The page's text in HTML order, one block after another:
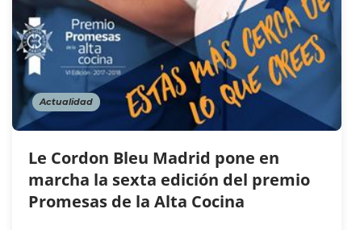
Actualidad
Le Cordon Bleu Madrid pone en
marcha la sexta edición del premio
Promesas de la Alta Cocina